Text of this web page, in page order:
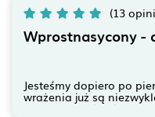
Panią Elizę . (13
Wprostnasycony -
Jesteśmy dopiero po
wrażenia już są
bardzo dużo